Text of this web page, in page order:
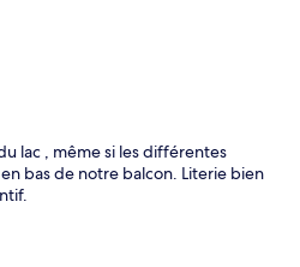
lac , même si les différentes
bas de notre balcon. Literie bien